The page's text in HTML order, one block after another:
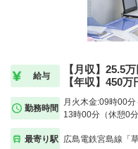
給与
【月収】25.5万
【年収】450万
勤務時間
月火木金:09時00
13時00分（休憩0分
最寄り駅 広島電鉄宮島線「